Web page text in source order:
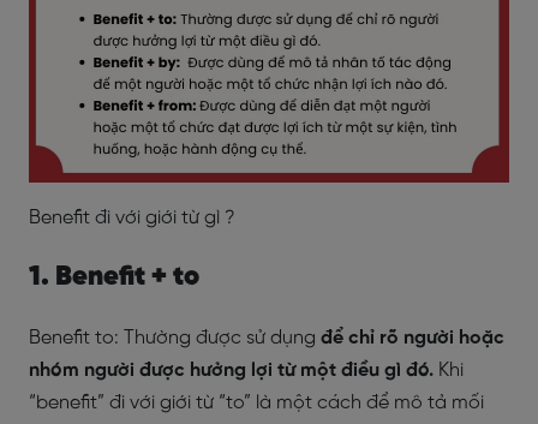
Benefit đi với giới từ gì ?
1. Benefit + to
Benefit to: Thường được sử dụng để chỉ rõ người hoặc
nhóm người được hưởng lợi từ một điều gì đó. Khi
“benefit” đi với giới từ “to” là một cách để mô tả mối